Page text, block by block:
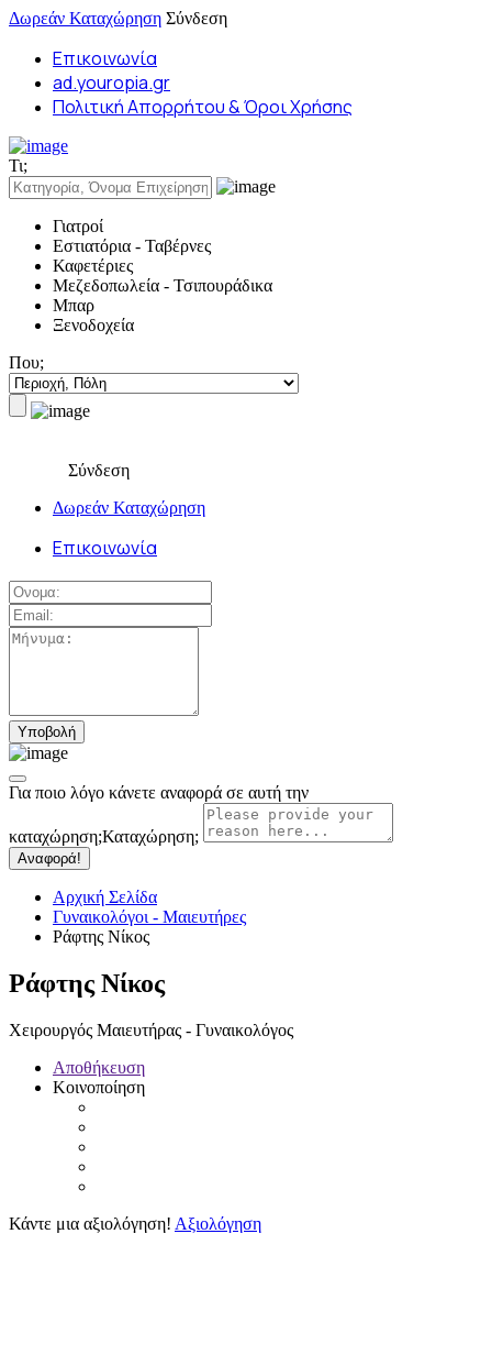
Δωρεάν Καταχώρηση Σύνδεση
Επικοινωνία
ad.youropia.gr
Πολιτική Απορρήτου & Όροι Χρήσης
Τι;
Γιατροί
Εστιατόρια - Ταβέρνες
Καφετέριες
Μεζεδοπωλεία - Τσιπουράδικα
Μπαρ
Ξενοδοχεία
Που;
Σύνδεση
Δωρεάν Καταχώρηση
Επικοινωνία
Για ποιο λόγο κάνετε αναφορά σε αυτή την
καταχώρηση;Καταχώρηση;
Αναφορά!
Αρχική Σελίδα
Γυναικολόγοι - Μαιευτήρες
Ράφτης Νίκος
Ράφτης Νίκος
Χειρουργός Μαιευτήρας - Γυναικολόγος
Αποθήκευση
Κοινοποίηση
Κάντε μια αξιολόγηση! Αξιολόγηση